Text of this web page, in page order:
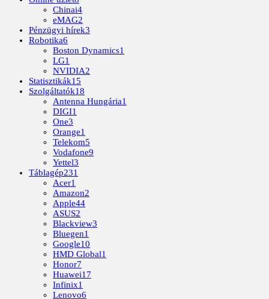
Chinai4
eMAG2
Pénzügyi hírek3
Robotika6
Boston Dynamics1
LG1
NVIDIA2
Statisztikák15
Szolgáltatók18
Antenna Hungária1
DIGI1
One3
Orange1
Telekom5
Vodafone9
Yettel3
Táblagép231
Acer1
Amazon2
Apple44
ASUS2
Blackview3
Bluegen1
Google10
HMD Global1
Honor7
Huawei17
Infinix1
Lenovo6